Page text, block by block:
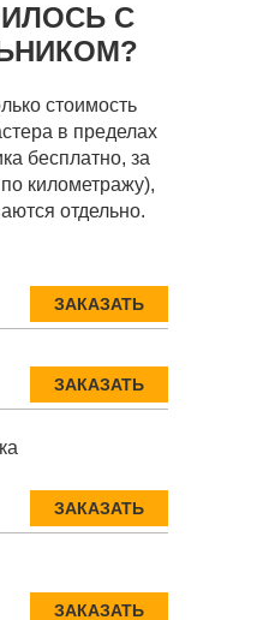
С
стоимость
в пределах
бесплатно, за
километражу),
отдельно.
ЗАКАЗАТЬ
ЗАКАЗАТЬ
ЗАКАЗАТЬ
ЗАКАЗАТЬ